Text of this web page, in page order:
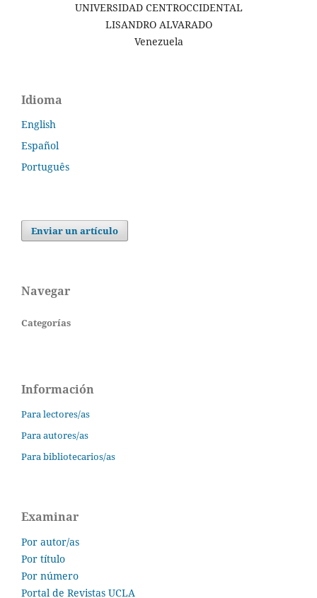
UNIVERSIDAD CENTROCCIDENTAL
LISANDRO ALVARADO
Venezuela
Idioma
English
Español
Português
Enviar un artículo
Navegar
Categorías
Información
Para lectores/as
Para autores/as
Para bibliotecarios/as
Examinar
Por autor/as
Por título
Por número
Portal de Revistas UCLA